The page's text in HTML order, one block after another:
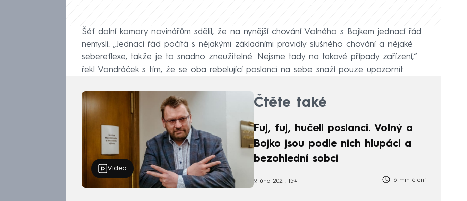
Šéf dolní komory novinářům sdělil, že na nynější chování Volného s Bojkem jednací řád
nemyslí. „Jednací řád počítá s nějakými základními pravidly slušného chování a nějaké
sebereflexe, takže je to snadno zneužitelné. Nejsme tady na takové případy zařízení,“
řekl Vondráček s tím, že se oba rebelující poslanci na sebe snaží pouze upozornit.
Video
Čtěte také
Fuj, fuj, hučeli poslanci. Volný a
Bojko jsou podle nich hlupáci a
bezohlední sobci
9. úno 2021, 15:41 6 min čtení